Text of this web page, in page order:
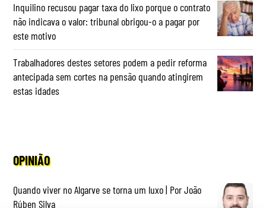
Inquilino recusou pagar taxa do lixo porque o contrato
não indicava o valor: tribunal obrigou-o a pagar por
este motivo
Trabalhadores destes setores podem a pedir reforma
antecipada sem cortes na pensão quando atingirem
estas idades
OPINIÃO
Quando viver no Algarve se torna um luxo | Por João
Rúben Silva